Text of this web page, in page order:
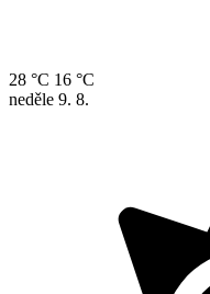
28 °C 16 °C
neděle 9. 8.